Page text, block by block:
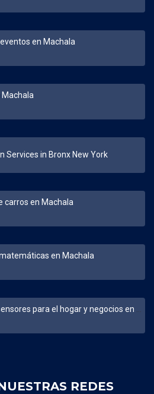
en Machala
Machala
Services in Bronx New York
carros en Machala
en Machala
REDES